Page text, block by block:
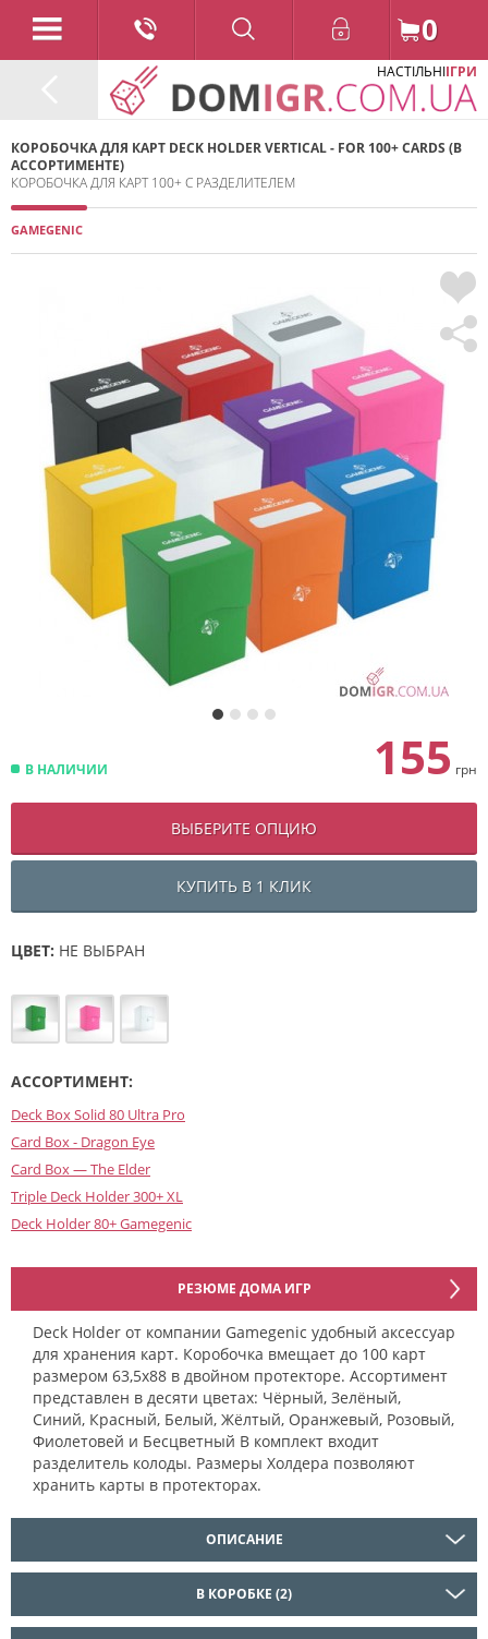
0
НАСТІЛЬНІІГРИ
КОРОБОЧКА ДЛЯ КАРТ DECK HOLDER VERTICAL - FOR 100+ CARDS (В
АССОРТИМЕНТЕ)
КОРОБОЧКА ДЛЯ КАРТ 100+ С РАЗДЕЛИТЕЛЕМ
GAMEGENIC
В НАЛИЧИИ 155 грн
ВЫБЕРИТЕ ОПЦИЮ
КУПИТЬ В 1 КЛИК
ЦВЕТ: НЕ ВЫБРАН
АССОРТИМЕНТ:
Deck Box Solid 80 Ultra Pro
Card Box - Dragon Eye
Card Box — The Elder
Triple Deck Holder 300+ XL
Deck Holder 80+ Gamegenic
РЕЗЮМЕ ДОМА ИГР
Deck Holder от компании Gamegenic удобный аксессуар
для хранения карт. Коробочка вмещает до 100 карт
размером 63,5х88 в двойном протекторе. Ассортимент
представлен в десяти цветах: Чёрный, Зелёный,
Синий, Красный, Белый, Жёлтый, Оранжевый, Розовый,
Фиолетовей и Бесцветный В комплект входит
разделитель колоды. Размеры Холдера позволяют
хранить карты в протекторах.
ОПИСАНИЕ
В КОРОБКЕ (2)